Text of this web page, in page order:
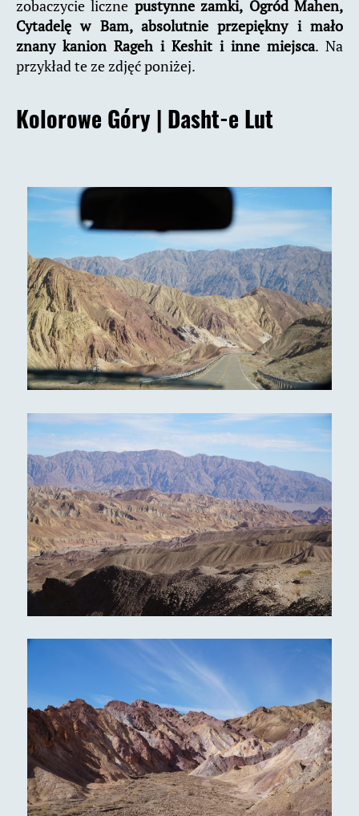
zobaczycie liczne pustynne zamki, Ogród Mahen,
Cytadelę w Bam, absolutnie przepiękny i mało
znany kanion Rageh i Keshit i inne miejsca. Na
przykład te ze zdjęć poniżej.
Kolorowe Góry | Dasht-e Lut